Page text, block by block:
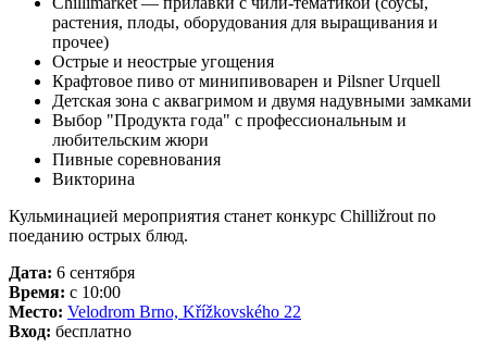
растения, плоды, оборудования для выращивания и
прочее)
Острые и неострые угощения
Крафтовое пиво от минипивоварен и Pilsner Urquell
Детская зона с аквагримом и двумя надувными замками
Выбор "Продукта года" с профессиональным и
любительским жюри
Пивные соревнования
Викторина
Кульминацией мероприятия станет конкурс Chilližrout по
поеданию острых блюд.
Дата: 6 сентября
Время: с 10:00
Место: Velodrom Brno, Křížkovského 22
Вход: бесплатно